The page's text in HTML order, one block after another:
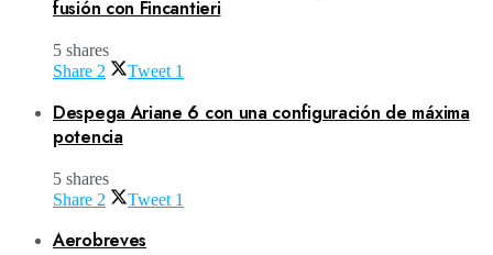
fusión con Fincantieri
5 shares
Share 2 Tweet 1
Despega Ariane 6 con una configuración de máxima
potencia
5 shares
Share 2 Tweet 1
Aerobreves